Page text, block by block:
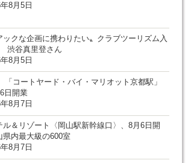
8月5日
ックな企画に携わりたい〟クラブツーリズム入
渋谷真里登さん
8月5日
「コートヤード・バイ・マリオット京都駅」
日開業
8月7日
ル＆リゾート〈岡山駅新幹線口〉、8月6日開
内最大級の600室
8月7日